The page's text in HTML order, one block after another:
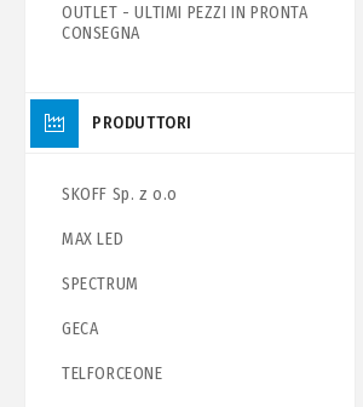
OUTLET - ULTIMI PEZZI IN PRONTA
CONSEGNA
PRODUTTORI
SKOFF Sp. z o.o
MAX LED
SPECTRUM
GECA
TELFORCEONE